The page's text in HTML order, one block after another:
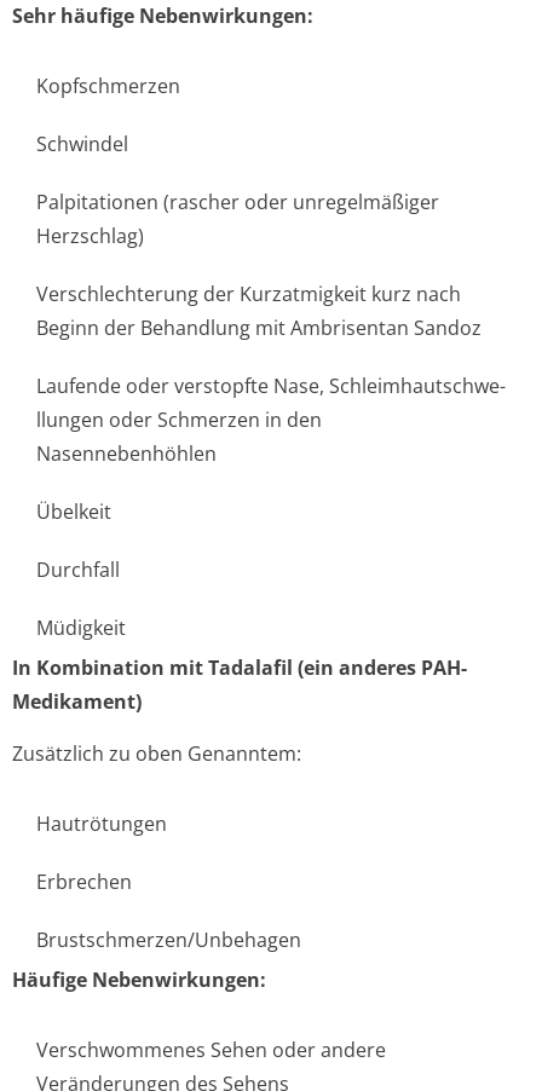
Sehr häufige Nebenwirkungen:
Kopfschmerzen
Schwindel
Palpitationen (rascher oder unregelmäßiger
Herzschlag)
Verschlechterung der Kurzatmigkeit kurz nach
Beginn der Behandlung mit Ambrisentan Sandoz
Laufende oder verstopfte Nase, Schleimhautschwe­
llungen oder Schmerzen in den
Nasennebenhöhlen
Übelkeit
Durchfall
Müdigkeit
In Kombination mit Tadalafil (ein anderes PAH-
Medikament)
Zusätzlich zu oben Genanntem:
Hautrötungen
Erbrechen
Brustschmerzen/Un­behagen
Häufige Nebenwirkungen:
Verschwommenes Sehen oder andere
Veränderungen des Sehens